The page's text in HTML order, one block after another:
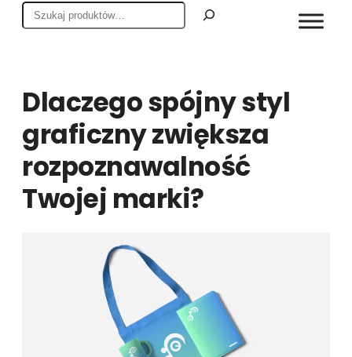
S
z
Dlaczego spójny styl
graficzny zwiększa
rozpoznawalność
Twojej marki?